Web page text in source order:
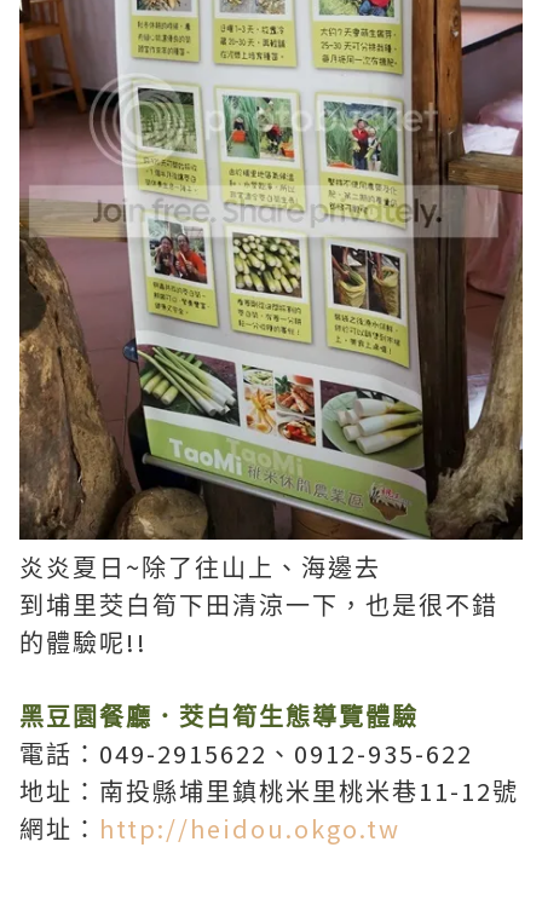
炎炎夏日 ~ 除了往山上、海邊去
到埔里茭白筍下田清涼一下，也是很不錯
的體驗呢!!
黑豆園餐廳 ． 茭白筍生態導覽體驗
電話： 049-2915622 、 0912-935-622
地址：南投縣埔里鎮桃米里桃米巷11-12號
網址： http://heidou.okgo.tw